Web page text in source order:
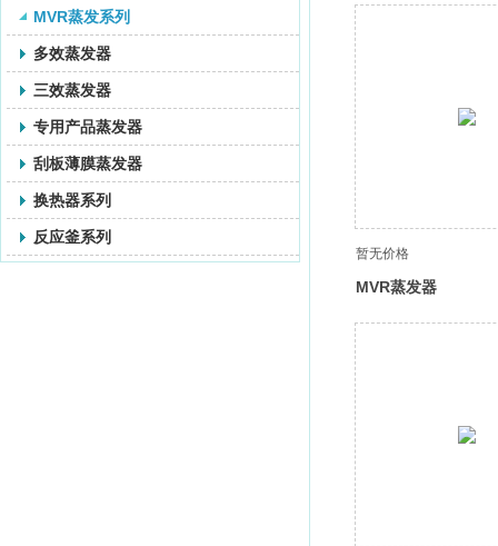
MVR蒸发系列
多效蒸发器
三效蒸发器
专用产品蒸发器
刮板薄膜蒸发器
换热器系列
反应釜系列
暂无价格
MVR蒸发器